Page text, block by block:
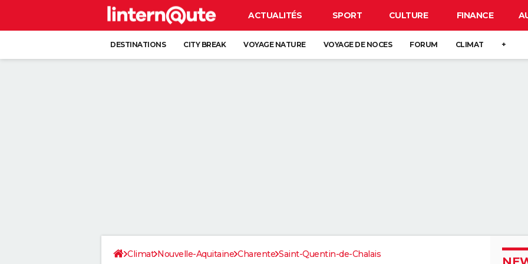
ACTUALITÉS SPORT CULTURE FINANCE
DESTINATIONS CITY BREAK VOYAGE NATURE VOYAGE DE NOCES FORUM CLIMAT +
Climat Nouvelle-Aquitaine Charente Saint-Quentin-de-Chalais